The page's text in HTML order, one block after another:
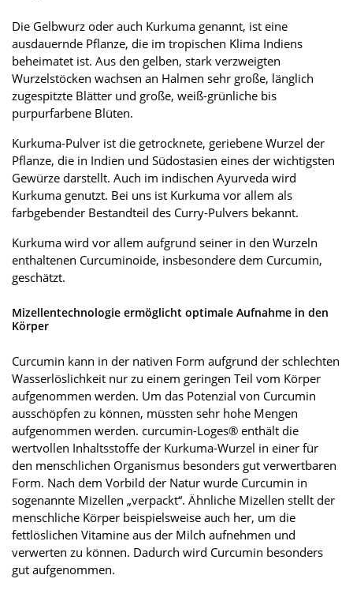
Die Gelbwurz oder auch Kurkuma genannt, ist eine
ausdauernde Pflanze, die im tropischen Klima Indiens
beheimatet ist. Aus den gelben, stark verzweigten
Wurzelstöcken wachsen an Halmen sehr große, länglich
zugespitzte Blätter und große, weiß-grünliche bis
purpurfarbene Blüten.
Kurkuma-Pulver ist die getrocknete, geriebene Wurzel der
Pflanze, die in Indien und Südostasien eines der wichtigsten
Gewürze darstellt. Auch im indischen Ayurveda wird
Kurkuma genutzt. Bei uns ist Kurkuma vor allem als
farbgebender Bestandteil des Curry-Pulvers bekannt.
Kurkuma wird vor allem aufgrund seiner in den Wurzeln
enthaltenen Curcuminoide, insbesondere dem Curcumin,
geschätzt.
Mizellentechnologie ermöglicht optimale Aufnahme in den
Körper
Curcumin kann in der nativen Form aufgrund der schlechten
Wasserlöslichkeit nur zu einem geringen Teil vom Körper
aufgenommen werden. Um das Potenzial von Curcumin
ausschöpfen zu können, müssten sehr hohe Mengen
aufgenommen werden. curcumin-Loges® enthält die
wertvollen Inhaltsstoffe der Kurkuma-Wurzel in einer für
den menschlichen Organismus besonders gut verwertbaren
Form. Nach dem Vorbild der Natur wurde Curcumin in
sogenannte Mizellen „verpackt“. Ähnliche Mizellen stellt der
menschliche Körper beispielsweise auch her, um die
fettlöslichen Vitamine aus der Milch aufnehmen und
verwerten zu können. Dadurch wird Curcumin besonders
gut aufgenommen.